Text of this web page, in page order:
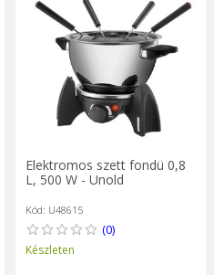
Elektromos szett fondü 0,8
L, 500 W - Unold
Kód: U48615
(0)
Készleten